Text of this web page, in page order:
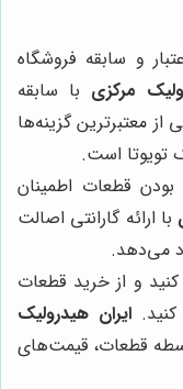
و سابقه فروشگاه
مرکزی با سابقه
معتبرترین گزینه‌ها
تویوتا است.
بودن قطعات اطمینان
با ارائه گارانتی اصالت
می‌دهد.
و از خرید قطعات
ایران هیدرولیک
قطعات، قیمت‌های